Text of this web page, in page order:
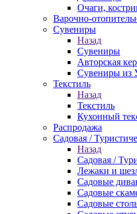
Очаги,
Варочно-
Сувениры
Назад
Сувениры
Авторская
Сувениры из
Текстиль
Назад
Текстиль
Кухонный
Распродажа
Садовая /
Назад
Садовая /
Лежаки и
Садовые
Садовые
Садовые